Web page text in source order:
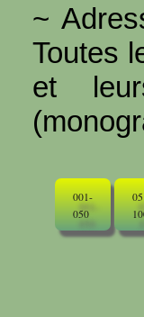
~
Toutes
et
001-
050